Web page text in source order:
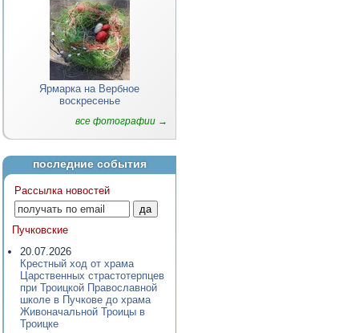
Ярмарка на Вербное
воскресенье
все фотографии →
последние события
Рассылка новостей
Пучковские
20.07.2026
Крестный ход от храма
Царственных страстотерпцев
при Троицкой Православной
школе в Пучкове до храма
Живоначальной Троицы в
Троицке